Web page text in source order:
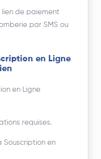
lien de paiement
par SMS ou
en Ligne
en Ligne
requises.
Souscription en